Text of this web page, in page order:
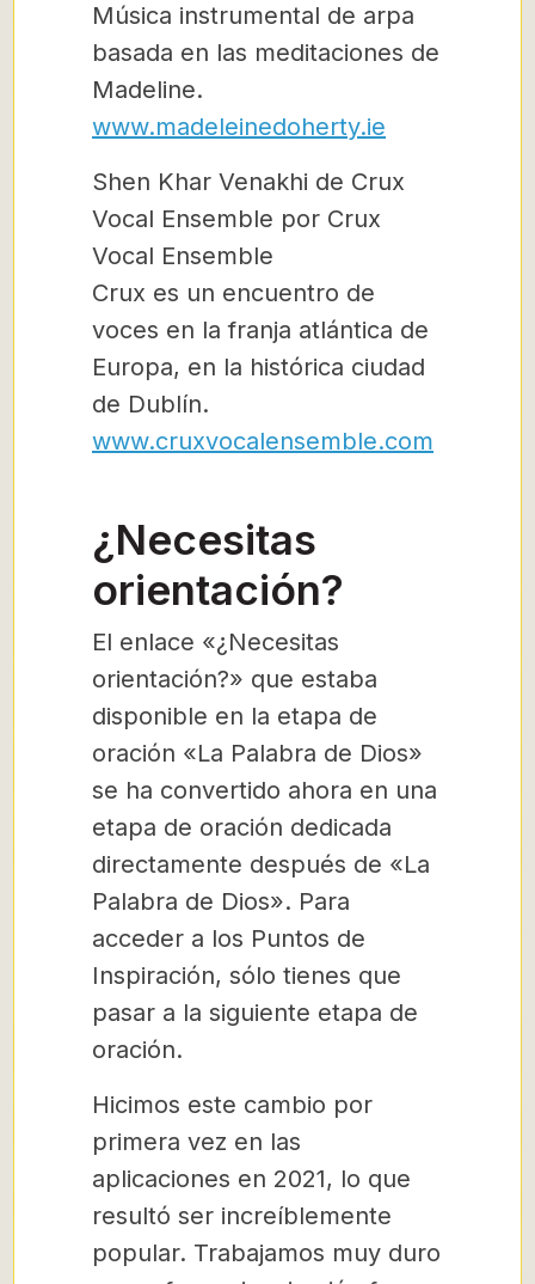
Música instrumental de arpa
basada en las meditaciones de
Madeline.
www.madeleinedoherty.ie
Shen Khar Venakhi de Crux
Vocal Ensemble por Crux
Vocal Ensemble
Crux es un encuentro de
voces en la franja atlántica de
Europa, en la histórica ciudad
de Dublín.
www.cruxvocalensemble.com
¿Necesitas
orientación?
El enlace «¿Necesitas
orientación?» que estaba
disponible en la etapa de
oración «La Palabra de Dios»
se ha convertido ahora en una
etapa de oración dedicada
directamente después de «La
Palabra de Dios». Para
acceder a los Puntos de
Inspiración, sólo tienes que
pasar a la siguiente etapa de
oración.
Hicimos este cambio por
primera vez en las
aplicaciones en 2021, lo que
resultó ser increíblemente
popular. Trabajamos muy duro